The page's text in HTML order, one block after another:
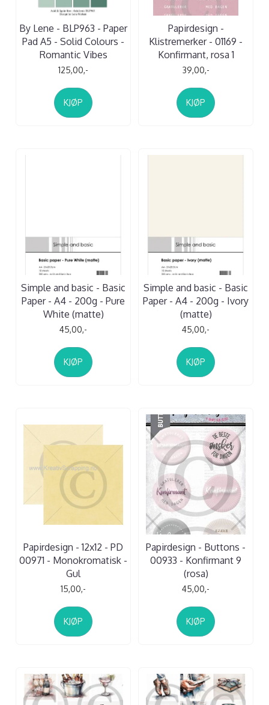
By Lene - BLP963 - Paper
Pad A5 - Solid Colours -
Romantic Vibes
125,00,-
KJØP
Papirdesign -
Klistremerker - 01169 -
Konfirmant, rosa 1
39,00,-
KJØP
Simple and basic - Basic
Paper - A4 - 200g - Pure
White (matte)
45,00,-
KJØP
Simple and basic - Basic
Paper - A4 - 200g - Ivory
(matte)
45,00,-
KJØP
Papirdesign - 12x12 - PD
00971 - Monokromatisk -
Gul
15,00,-
KJØP
Papirdesign - Buttons -
00933 - Konfirmant 9
(rosa)
45,00,-
KJØP